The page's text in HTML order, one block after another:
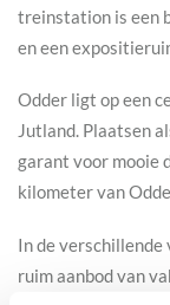
treinstation is een
en een
Odder ligt op een
Jutland. Plaatsen
garant voor mooie
kilometer van
In de verschillende
ruim aanbod van